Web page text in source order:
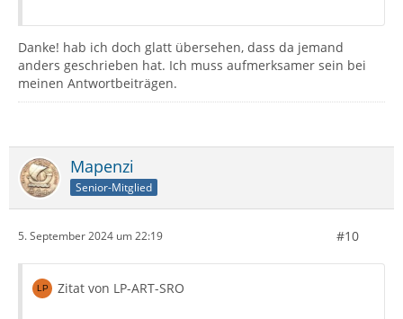
Danke! hab ich doch glatt übersehen, dass da jemand
anders geschrieben hat. Ich muss aufmerksamer sein bei
meinen Antwortbeiträgen.
Mapenzi
Senior-Mitglied
5. September 2024 um 22:19 #10
Zitat von LP-ART-SRO